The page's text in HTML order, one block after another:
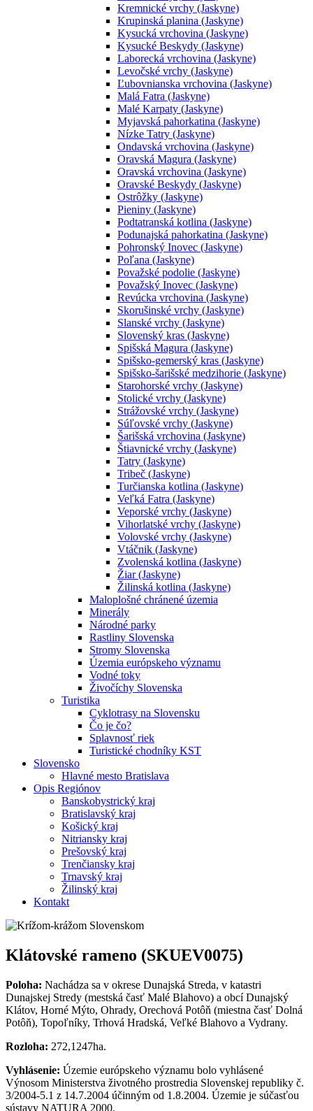
Kremnické vrchy (Jaskyne)
Krupinská planina (Jaskyne)
Kysucká vrchovina (Jaskyne)
Kysucké Beskydy (Jaskyne)
Laborecká vrchovina (Jaskyne)
Levočské vrchy (Jaskyne)
Ľubovnianska vrchovina (Jaskyne)
Malá Fatra (Jaskyne)
Malé Karpaty (Jaskyne)
Myjavská pahorkatina (Jaskyne)
Nízke Tatry (Jaskyne)
Ondavská vrchovina (Jaskyne)
Oravská Magura (Jaskyne)
Oravská vrchovina (Jaskyne)
Oravské Beskydy (Jaskyne)
Ostrôžky (Jaskyne)
Pieniny (Jaskyne)
Podtatranská kotlina (Jaskyne)
Podunajská pahorkatina (Jaskyne)
Pohronský Inovec (Jaskyne)
Poľana (Jaskyne)
Považské podolie (Jaskyne)
Považský Inovec (Jaskyne)
Revúcka vrchovina (Jaskyne)
Skorušinské vrchy (Jaskyne)
Slanské vrchy (Jaskyne)
Slovenský kras (Jaskyne)
Spišská Magura (Jaskyne)
Spišsko-gemerský kras (Jaskyne)
Spišsko-šarišské medzihorie (Jaskyne)
Starohorské vrchy (Jaskyne)
Stolické vrchy (Jaskyne)
Strážovské vrchy (Jaskyne)
Súľovské vrchy (Jaskyne)
Šarišská vrchovina (Jaskyne)
Štiavnické vrchy (Jaskyne)
Tatry (Jaskyne)
Tribeč (Jaskyne)
Turčianska kotlina (Jaskyne)
Veľká Fatra (Jaskyne)
Veporské vrchy (Jaskyne)
Vihorlatské vrchy (Jaskyne)
Volovské vrchy (Jaskyne)
Vtáčnik (Jaskyne)
Zvolenská kotlina (Jaskyne)
Žiar (Jaskyne)
Žilinská kotlina (Jaskyne)
Maloplošné chránené územia
Minerály
Národné parky
Rastliny Slovenska
Stromy Slovenska
Územia európskeho významu
Vodné toky
Živočíchy Slovenska
Turistika
Cyklotrasy na Slovensku
Čo je čo?
Splavnosť riek
Turistické chodníky KST
Slovensko
Hlavné mesto Bratislava
Opis Regiónov
Banskobystrický kraj
Bratislavský kraj
Košický kraj
Nitriansky kraj
Prešovský kraj
Trenčiansky kraj
Trnavský kraj
Žilinský kraj
Kontakt
Klátovské rameno (SKUEV0075)
Poloha: Nachádza sa v okrese Dunajská Streda, v katastri
Dunajskej Stredy (mestská časť Malé Blahovo) a obcí Dunajský
Klátov, Horné Mýto, Ohrady, Orechová Potôň (miestna časť Dolná
Potôň), Topoľníky, Trhová Hradská, Veľké Blahovo a Vydrany.
Rozloha: 272,1247ha.
Vyhlásenie: Územie európskeho významu bolo vyhlásené
Výnosom Ministerstva životného prostredia Slovenskej republiky č.
3/2004-5.1 z 14.7.2004 účinným od 1.8.2004. Územie je súčasťou
sústavy NATURA 2000.